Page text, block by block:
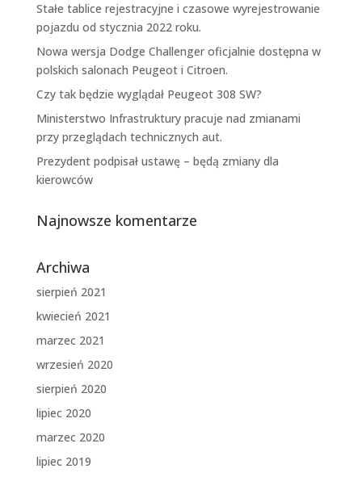
Stałe tablice rejestracyjne i czasowe wyrejestrowanie
pojazdu od stycznia 2022 roku.
Nowa wersja Dodge Challenger oficjalnie dostępna w
polskich salonach Peugeot i Citroen.
Czy tak będzie wyglądał Peugeot 308 SW?
Ministerstwo Infrastruktury pracuje nad zmianami
przy przeglądach technicznych aut.
Prezydent podpisał ustawę – będą zmiany dla
kierowców
Najnowsze komentarze
Archiwa
sierpień 2021
kwiecień 2021
marzec 2021
wrzesień 2020
sierpień 2020
lipiec 2020
marzec 2020
lipiec 2019